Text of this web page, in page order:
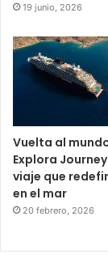
19 junio, 2026
Vuelta al
Explora
viaje que
en el mar
20 febrero, 2026